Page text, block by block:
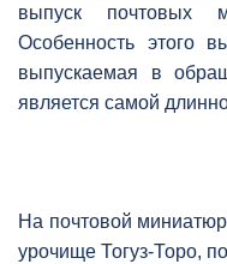
выпуск почтовых
Особенность этого
выпускаемая в
является самой
На почтовой
урочище Тогуз-Торо,